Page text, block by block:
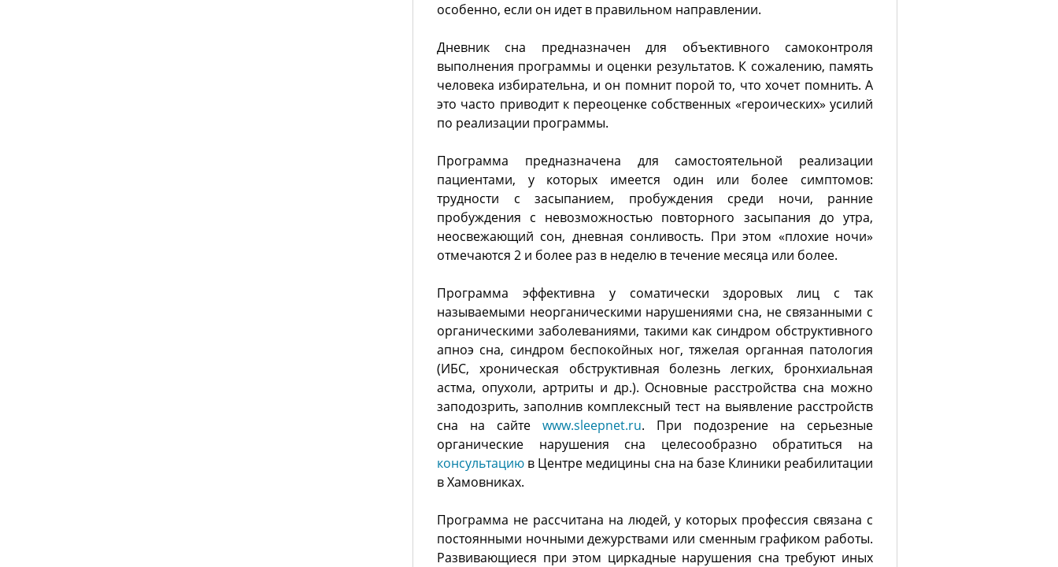
особенно, если он идет в правильном направлении.
Дневник сна предназначен для объективного самоконтроля
выполнения программы и оценки результатов. К сожалению, память
человека избирательна, и он помнит порой то, что хочет помнить. А
это часто приводит к переоценке собственных «героических» усилий
по реализации программы.
Программа предназначена для самостоятельной реализации
пациентами, у которых имеется один или более симптомов:
трудности с засыпанием, пробуждения среди ночи, ранние
пробуждения с невозможностью повторного засыпания до утра,
неосвежающий сон, дневная сонливость. При этом «плохие ночи»
отмечаются 2 и более раз в неделю в течение месяца или более.
Программа эффективна у соматически здоровых лиц с так
называемыми неорганическими нарушениями сна, не связанными с
органическими заболеваниями, такими как синдром обструктивного
апноэ сна, синдром беспокойных ног, тяжелая органная патология
(ИБС, хроническая обструктивная болезнь легких, бронхиальная
астма, опухоли, артриты и др.). Основные расстройства сна можно
заподозрить, заполнив комплексный тест на выявление расстройств
сна на сайте www.sleepnet.ru. При подозрение на серьезные
органические нарушения сна целесообразно обратиться на
консультацию в Центре медицины сна на базе Клиники реабилитации
в Хамовниках.
Программа не рассчитана на людей, у которых профессия связана с
постоянными ночными дежурствами или сменным графиком работы.
Развивающиеся при этом циркадные нарушения сна требуют иных